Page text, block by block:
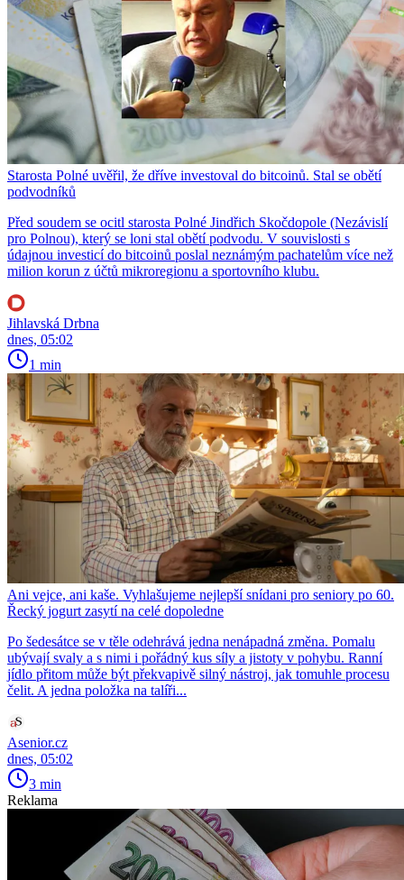
Starosta Polné uvěřil, že dříve investoval do bitcoinů. Stal se obětí
podvodníků
Před soudem se ocitl starosta Polné Jindřich Skočdopole (Nezávislí
pro Polnou), který se loni stal obětí podvodu. V souvislosti s
údajnou investicí do bitcoinů poslal neznámým pachatelům více než
milion korun z účtů mikroregionu a sportovního klubu.
Jihlavská Drbna
dnes, 05:02
1 min
Ani vejce, ani kaše. Vyhlašujeme nejlepší snídani pro seniory po 60.
Řecký jogurt zasytí na celé dopoledne
Po šedesátce se v těle odehrává jedna nenápadná změna. Pomalu
ubývají svaly a s nimi i pořádný kus síly a jistoty v pohybu. Ranní
jídlo přitom může být překvapivě silný nástroj, jak tomuhle procesu
čelit. A jedna položka na talíři...
Asenior.cz
dnes, 05:02
3 min
Reklama